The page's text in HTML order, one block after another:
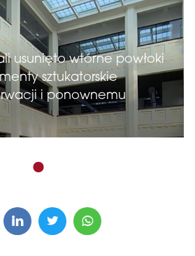
usunięto wtórne powłoki
sztukatorskie
i ponownemu